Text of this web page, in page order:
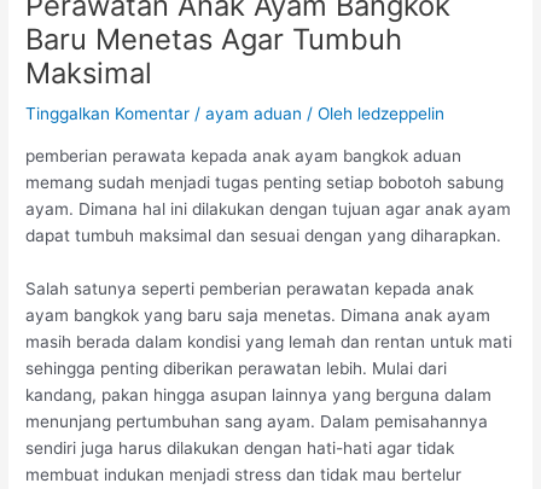
Baru Menetas Agar Tumbuh
Maksimal
Tinggalkan Komentar /ayam aduan / Oleh ledzeppelin
pemberian perawata kepada anak ayam bangkok aduan
memang sudah menjadi tugas penting setiap bobotoh sabung
ayam. Dimana hal ini dilakukan dengan tujuan agar anak ayam
dapat tumbuh maksimal dan sesuai dengan yang diharapkan.
Salah satunya seperti pemberian perawatan kepada anak
ayam bangkok yang baru saja menetas. Dimana anak ayam
masih berada dalam kondisi yang lemah dan rentan untuk mati
sehingga penting diberikan perawatan lebih. Mulai dari
kandang, pakan hingga asupan lainnya yang berguna dalam
menunjang pertumbuhan sang ayam. Dalam pemisahannya
sendiri juga harus dilakukan dengan hati-hati agar tidak
membuat indukan menjadi stress dan tidak mau bertelur